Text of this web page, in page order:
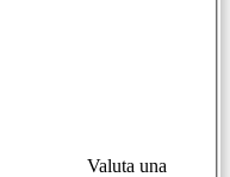
Valuta una